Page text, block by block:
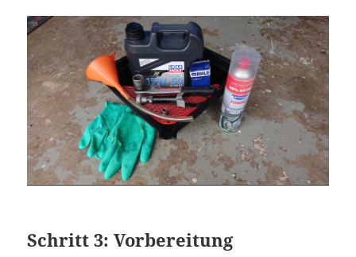
Schritt 3: Vorbereitung